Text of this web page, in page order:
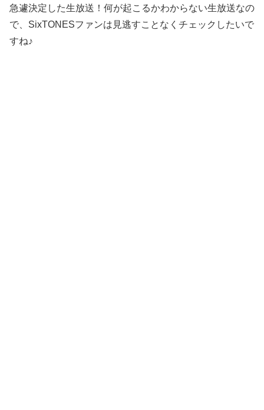
急遽決定した生放送！何が起こるかわからない生放送なの
で、SixTONESファンは見逃すことなくチェックしたいで
すね♪